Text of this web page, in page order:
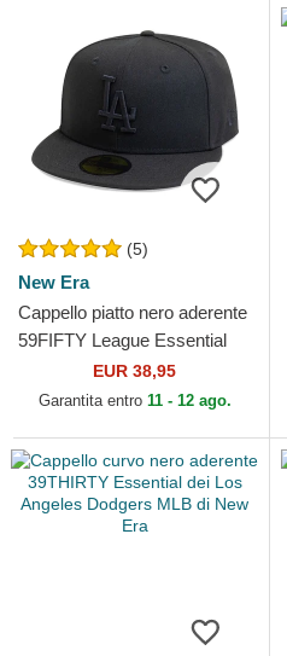
(5)
New Era
Cappello piatto nero aderente
59FIFTY League Essential
dei Los Angeles Dodgers
MLB di New Era
EUR 38,95
Garantita entro 11 - 12 ago.